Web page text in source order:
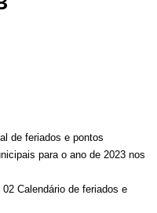
de feriados e pontos
para o ano de 2023 nos
02 Calendário de feriados e